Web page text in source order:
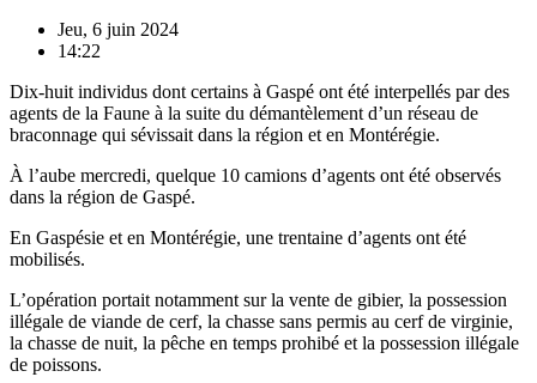
Jeu, 6 juin 2024
14:22
Dix-huit individus dont certains à Gaspé ont été interpellés par des
agents de la Faune à la suite du démantèlement d’un réseau de
braconnage qui sévissait dans la région et en Montérégie.
À l’aube mercredi, quelque 10 camions d’agents ont été observés
dans la région de Gaspé.
En Gaspésie et en Montérégie, une trentaine d’agents ont été
mobilisés.
L’opération portait notamment sur la vente de gibier, la possession
illégale de viande de cerf, la chasse sans permis au cerf de virginie,
la chasse de nuit, la pêche en temps prohibé et la possession illégale
de poissons.